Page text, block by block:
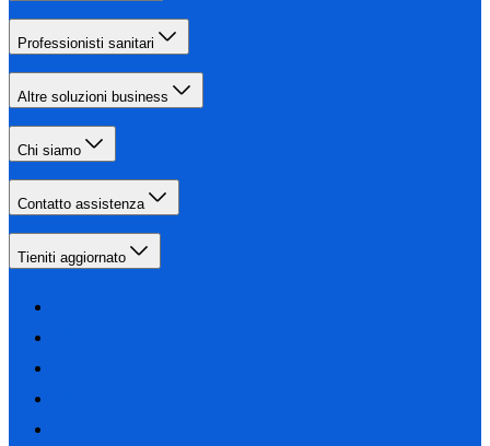
Professionisti sanitari
Altre soluzioni business
Chi siamo
Contatto assistenza
Tieniti aggiornato